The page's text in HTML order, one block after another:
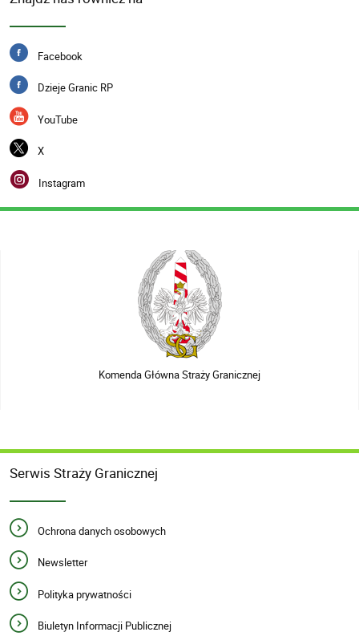
Facebook
Dzieje Granic RP
YouTube
X
Instagram
Komenda Główna Straży Granicznej
Serwis Straży Granicznej
Ochrona danych osobowych
Newsletter
Polityka prywatności
Biuletyn Informacji Publicznej